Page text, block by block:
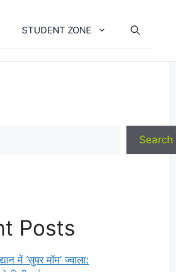
STUDENT ZONE
Search
Posts
में ‘सुपर मॉम’ ज्वाला: